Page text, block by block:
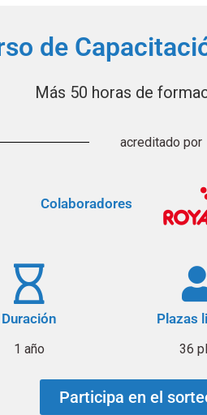
de
Más 50 horas de
acreditado por
Colaboradores
Duración
1 año
Plazas
36
Participa en el